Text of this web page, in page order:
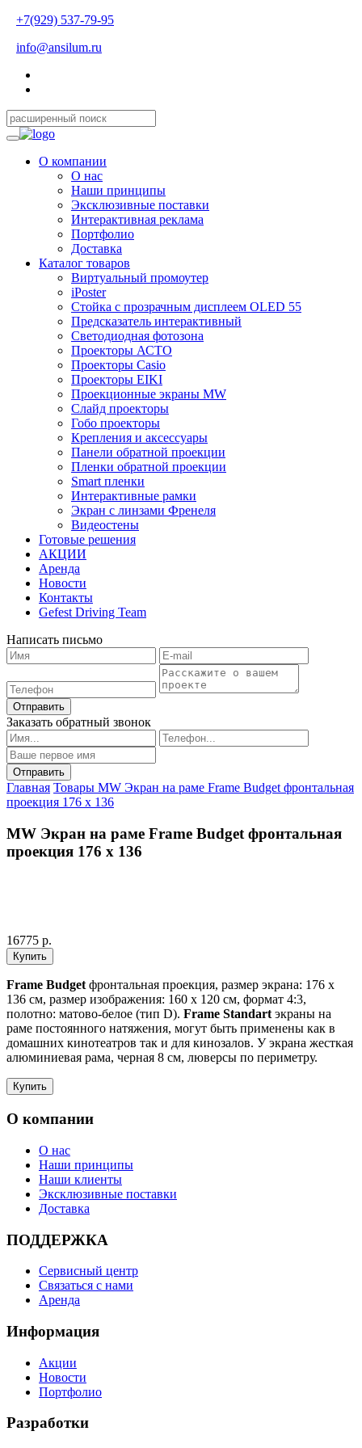
+7(929) 537-79-95
info@ansilum.ru
О компании
О нас
Наши принципы
Эксклюзивные поставки
Интерактивная реклама
Портфолио
Доставка
Каталог товаров
Виртуальный промоутер
iPoster
Стойка с прозрачным дисплеем OLED 55
Предсказатель интерактивный
Светодиодная фотозона
Проекторы АСТО
Проекторы Casio
Проекторы EIKI
Проекционные экраны MW
Слайд проекторы
Гобо проекторы
Крепления и аксессуары
Панели обратной проекции
Пленки обратной проекции
Smart пленки
Интерактивные рамки
Экран с линзами Френеля
Видеостены
Готовые решения
АКЦИИ
Аренда
Новости
Контакты
Gefest Driving Team
Написать письмо
Отправить
Заказать обратный звонок
Главная Товары MW Экран на раме Frame Budget фронтальная
проекция 176 x 136
MW Экран на раме Frame Budget фронтальная
проекция 176 x 136
16775 р.
Frame Budgetфронтальная проекция, размер экрана: 176 x
136 см, размер изображения: 160 x 120 см, формат 4:3,
полотно: матово-белое (тип D). Frame Standartэкраны на
раме постоянного натяжения, могут быть применены как в
домашних кинотеатров так и для кинозалов. У экрана жесткая
алюминиевая рама, черная 8 см, люверсы по периметру.
О компании
О нас
Наши принципы
Наши клиенты
Эксклюзивные поставки
Доставка
ПОДДЕРЖКА
Сервисный центр
Связаться с нами
Аренда
Информация
Акции
Новости
Портфолио
Разработки